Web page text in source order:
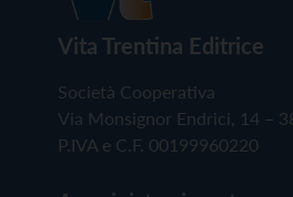
Vita Trentina Editrice
Società Cooperativa
Via Monsignor Endrici, 14 –
P.IVA e C.F. 00199960220